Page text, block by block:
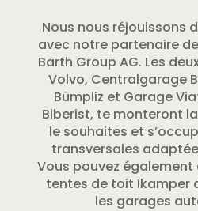
Nous nous réjouissons
avec notre partenaire
Barth Group AG. Les
Volvo, Centralgarage
Bümpliz et Garage
Biberist, te monteront
le souhaites et
transversales
Vous pouvez également
tentes de toit Ikamper
les garages